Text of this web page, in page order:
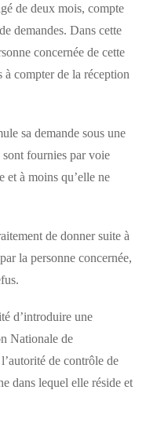
de deux mois, compte
demandes. Dans cette
concernée de cette
compter de la réception
sa demande sous une
fournies par voie
et à moins qu’elle ne
de donner suite à
la personne concernée,
d’introduire une
Nationale de
de contrôle de
dans lequel elle réside et